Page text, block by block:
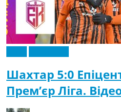
Шахтар 5:0
Прем’єр Ліга.